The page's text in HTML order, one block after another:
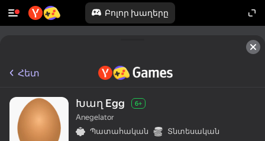
Բոլոր խաղերը
Հետ
Խաղ Egg 6+
Anegelator
Պատահական
Տնտեսական